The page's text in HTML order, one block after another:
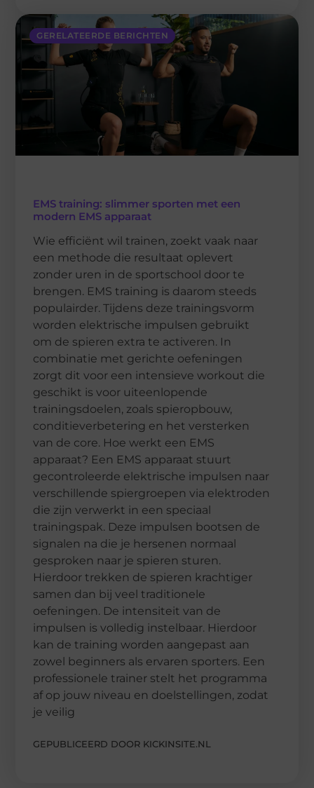
GERELATEERDE BERICHTEN
EMS training: slimmer sporten met een
modern EMS apparaat
Wie efficiënt wil trainen, zoekt vaak naar
een methode die resultaat oplevert
zonder uren in de sportschool door te
brengen. EMS training is daarom steeds
populairder. Tijdens deze trainingsvorm
worden elektrische impulsen gebruikt
om de spieren extra te activeren. In
combinatie met gerichte oefeningen
zorgt dit voor een intensieve workout die
geschikt is voor uiteenlopende
trainingsdoelen, zoals spieropbouw,
conditieverbetering en het versterken
van de core. Hoe werkt een EMS
apparaat? Een EMS apparaat stuurt
gecontroleerde elektrische impulsen naar
verschillende spiergroepen via elektroden
die zijn verwerkt in een speciaal
trainingspak. Deze impulsen bootsen de
signalen na die je hersenen normaal
gesproken naar je spieren sturen.
Hierdoor trekken de spieren krachtiger
samen dan bij veel traditionele
oefeningen. De intensiteit van de
impulsen is volledig instelbaar. Hierdoor
kan de training worden aangepast aan
zowel beginners als ervaren sporters. Een
professionele trainer stelt het programma
af op jouw niveau en doelstellingen, zodat
je veilig
GEPUBLICEERD DOOR KICKINSITE.NL